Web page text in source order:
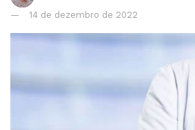
14 de dezembro de 2022